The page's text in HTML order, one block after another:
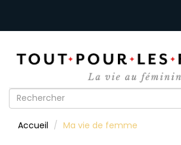
Formulaire
recherche
Accueil Ma vie de femme